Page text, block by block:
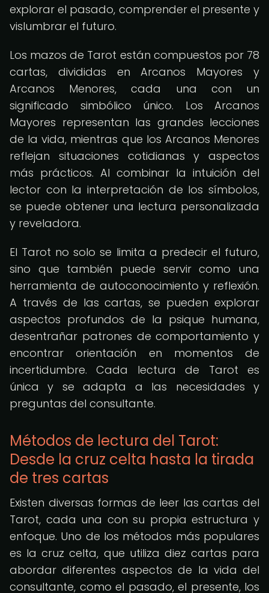
explorar el pasado, comprender el presente y
vislumbrar el futuro.
Los mazos de Tarot están compuestos por 78
cartas, divididas en Arcanos Mayores y
Arcanos Menores, cada una con un
significado simbólico único. Los Arcanos
Mayores representan las grandes lecciones
de la vida, mientras que los Arcanos Menores
reflejan situaciones cotidianas y aspectos
más prácticos. Al combinar la intuición del
lector con la interpretación de los símbolos,
se puede obtener una lectura personalizada
y reveladora.
El Tarot no solo se limita a predecir el futuro,
sino que también puede servir como una
herramienta de autoconocimiento y reflexión.
A través de las cartas, se pueden explorar
aspectos profundos de la psique humana,
desentrañar patrones de comportamiento y
encontrar orientación en momentos de
incertidumbre. Cada lectura de Tarot es
única y se adapta a las necesidades y
preguntas del consultante.
Métodos de lectura del Tarot:
Desde la cruz celta hasta la tirada
de tres cartas
Existen diversas formas de leer las cartas del
Tarot, cada una con su propia estructura y
enfoque. Uno de los métodos más populares
es la cruz celta, que utiliza diez cartas para
abordar diferentes aspectos de la vida del
consultante, como el pasado, el presente, los